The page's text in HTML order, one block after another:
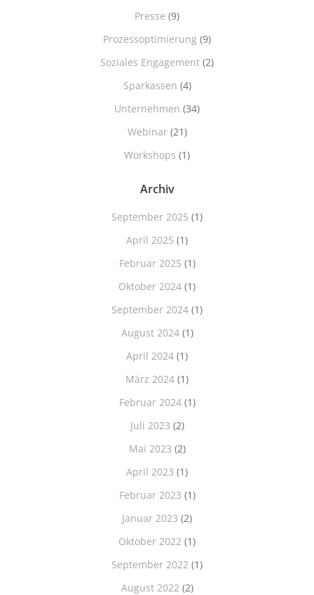
Presse (9)
Prozessoptimierung (9)
Soziales Engagement (2)
Sparkassen (4)
Unternehmen (34)
Webinar(21)
Workshops (1)
Archiv
September 2025 (1)
April 2025 (1)
Februar 2025 (1)
Oktober 2024 (1)
September 2024 (1)
August 2024(1)
April 2024 (1)
März 2024 (1)
Februar 2024(1)
Juli 2023 (2)
Mai 2023 (2)
April 2023 (1)
Februar 2023 (1)
Januar 2023 (2)
Oktober 2022 (1)
September 2022 (1)
August 2022 (2)